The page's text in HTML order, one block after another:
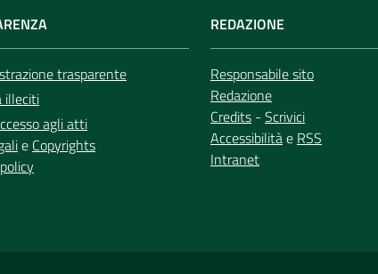
trasparente
illeciti
agli atti
e Copyrights
REDAZIONE
Responsabile sito
Redazione
Credits - Scrivici
Accessibilitàe RSS
Intranet